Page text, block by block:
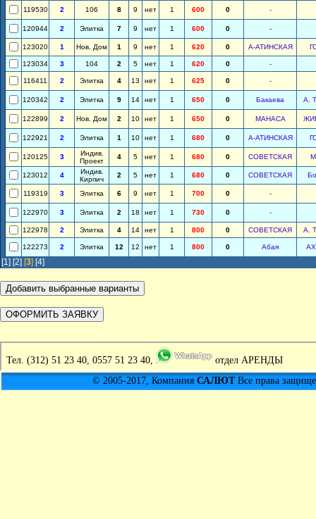
119530 2 106 8 9 нет 1 600 0 -
120944 2 Элитка 7 9 нет 1 600 0 -
123020 1 Нов. Дом 1 9 нет 1 620 0 А-АТИНСКАЯ
123034 3 104 2 5 нет 1 620 0 -
116411 2 Элитка 4 13 нет 1 625 0 -
120342 2 Элитка 9 14 нет 1 650 0 Бакаева А.
122899 2 Нов. Дом 2 10 нет 1 650 0 МАНАСА
122921 2 Элитка 1 10 нет 1 680 0 А-АТИНСКАЯ
120125 3
Индив.
Проект
4 5 нет 1 680 0 СОВЕТСКАЯ
123012 4
Индив.
Кирпич
2 5 нет 1 680 0 СОВЕТСКАЯ
119319 3 Элитка 6 9 нет 1 700 0 -
122970 3 Элитка 2 18 нет 1 730 0 -
122978 2 Элитка 4 14 нет 1 800 0 СОВЕТСКАЯ А.
122273 2 Элитка 12 12 нет 1 800 0 Абая
[1] [2] [3] [4]
Тел. (312) 51 23 40, 0557 51 23 40,
отдел АРЕНДЫ
© 2005-2017, Компания САЛЮТВсе права